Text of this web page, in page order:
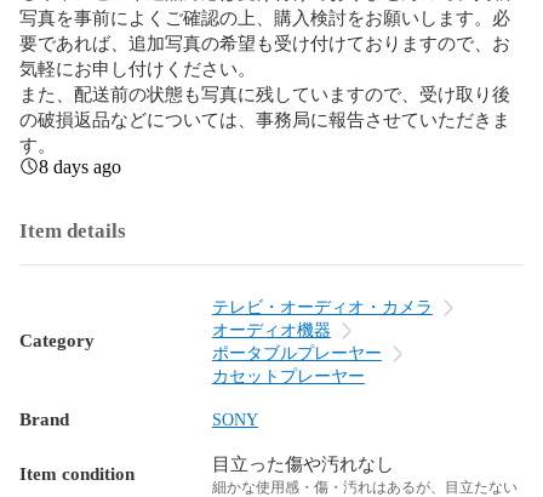
写真を事前によくご確認の上、購入検討をお願いします。必
要であれば、追加写真の希望も受け付けておりますので、お
気軽にお申し付けください。
また、配送前の状態も写真に残していますので、受け取り後
の破損返品などについては、事務局に報告させていただきま
す。
8 days ago
Item details
Category
テレビ・オーディオ・カメラ
オーディオ機器
ポータブルプレーヤー
カセットプレーヤー
Brand SONY
Item condition 目立った傷や汚れなし
細かな使用感・傷・汚れはあるが、目立たない